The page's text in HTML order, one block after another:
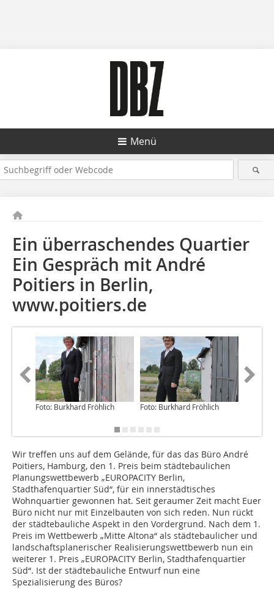
Menü
Ein überraschendes Quartier
Ein Gespräch mit André
Poitiers in Berlin,
www.poitiers.de
Foto: Burkhard Fröhlich Foto: Burkhard Fröhlich
Wir treffen uns auf dem Gelände, für das das Büro André
Poitiers, Hamburg, den 1. Preis beim städtebaulichen
Planungswettbewerb „EUROPACITY Berlin,
Stadthafenquartier Süd“, für ein innerstädti­sches
Wohnquartier gewonnen hat. Seit geraumer Zeit macht Euer
Büro nicht nur mit Einzelbauten von sich reden. Nun rückt
der städtebauliche Aspekt in den Vordergrund. Nach dem 1.
Preis im Wettbewerb „Mitte Altona“ als städtebaulicher und
landschaftsplanerischer Realisierungswettbewerb nun ein
weiterer 1. Preis „EUROPACITY Berlin, Stadthafenquartier
Süd“. Ist der städtebauliche Entwurf nun eine
Spezialisierung des Büros?